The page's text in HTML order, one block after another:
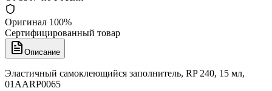
Оригинал 100%
Сертифицированный товар
Описание
Эластичный самоклеющийся заполнитель, RP 240, 15 мл,
01AARP0065